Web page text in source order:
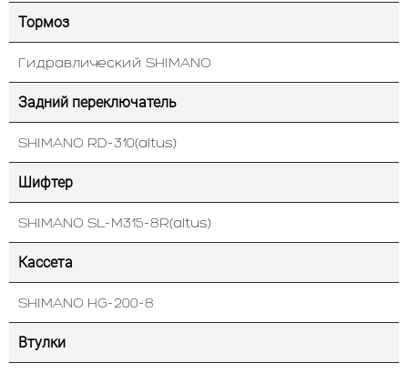
Тормоз
Гидравлический SHIMANO
Задний переключатель
SHIMANO RD-310(altus)
Шифтер
SHIMANO SL-M315-8R(altus)
Кассета
SHIMANO HG-200-8
Втулки